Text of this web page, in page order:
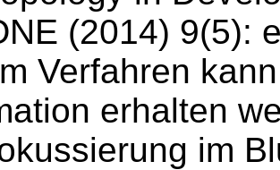
(2014) 9(5):
Verfahren
erhalten
im